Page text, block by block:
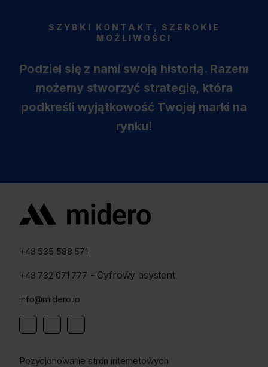
SZYBKI KONTAKT, SZEROKIE
MOŻLIWOŚCI​
Podziel się z nami swoją historią. Razem
możemy stworzyć strategię, która
podkreśli wyjątkowość Twojej marki na
rynku!
+48 535 588 571
+48 732 071 777 - Cyfrowy asystent
info@midero.io
Pozycjonowanie stron internetowych